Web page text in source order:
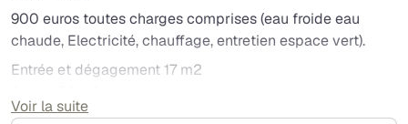
900 euros toutes charges comprises (eau froide eau
chaude, Electricité, chauffage, entretien espace vert).
Entrée et dégagement 17 m2
Cuisine 12 m2
Voir la suite